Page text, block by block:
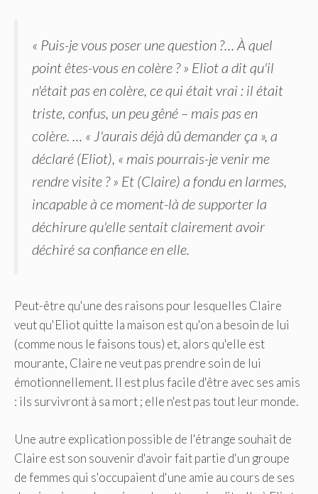
« Puis-je vous poser une question ?… À quel
point êtes-vous en colère ? » Eliot a dit qu'il
n'était pas en colère, ce qui était vrai : il était
triste, confus, un peu gêné – mais pas en
colère. … « J'aurais déjà dû demander ça », a
déclaré (Eliot), « mais pourrais-je venir me
rendre visite ? » Et (Claire) a fondu en larmes,
incapable à ce moment-là de supporter la
déchirure qu'elle sentait clairement avoir
déchiré sa confiance en elle.
Peut-être qu'une des raisons pour lesquelles Claire
veut qu'Eliot quitte la maison est qu'on a besoin de lui
(comme nous le faisons tous) et, alors qu'elle est
mourante, Claire ne veut pas prendre soin de lui
émotionnellement. Il est plus facile d'être avec ses amis
: ils survivront à sa mort ; elle n'est pas tout leur monde.
Une autre explication possible de l'étrange souhait de
Claire est son souvenir d'avoir fait partie d'un groupe
de femmes qui s'occupaient d'une amie au cours de ses